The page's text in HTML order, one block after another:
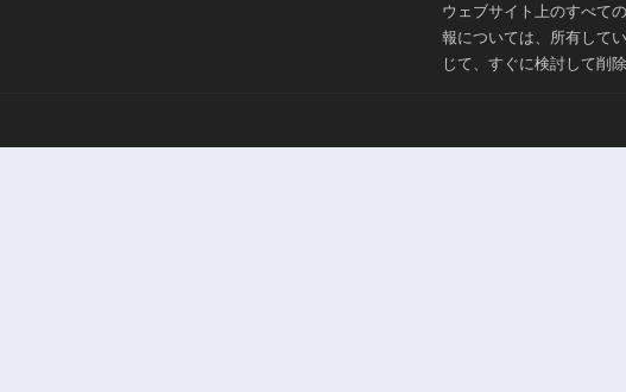
ウェブサイト上のすべて
報については、所有して
じて、すぐに検討して削除